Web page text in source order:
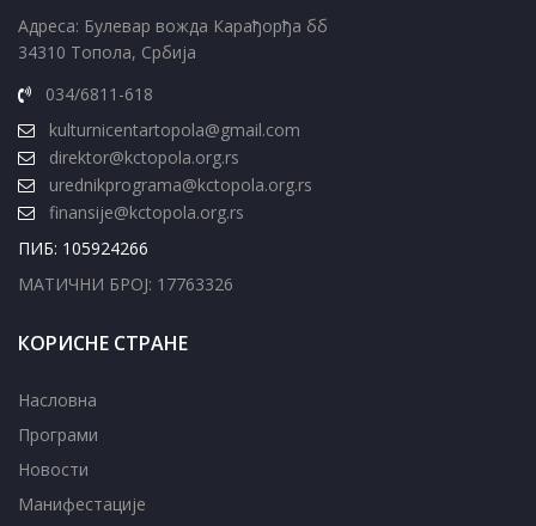
Адреса: Булевар вожда Карађорђа бб
34310 Топола, Србија
034/6811-618
kulturnicentartopola@gmail.com
direktor@kctopola.org.rs
urednikprograma@kctopola.org.rs
finansije@kctopola.org.rs
ПИБ: 105924266
МАТИЧНИ БРОЈ: 17763326
КОРИСНЕ СТРАНЕ
Насловна
Програми
Новости
Манифестације